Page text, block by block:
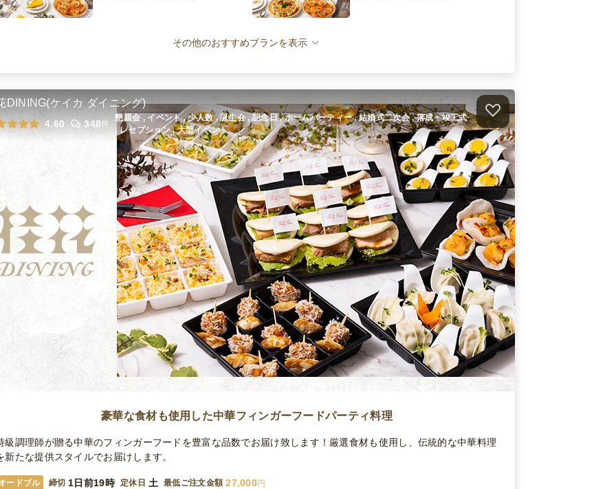
Roger’s フィンガー・エグゼクティ
ブプラン
オードブル
3,500円/人
Roger’s フィンガー・アニバーサリ
ープラン
オードブル
4,000円/人
全てのプランを見る（6件）
その他のおすすめプランを表示
DINING(ケイカ ダイニング)
4.60 348件
懇親会 , イベント , 少人数 , 誕生会 , 記念日 , ホームパーティー , 結婚式二次会 , 落成・竣工式
, レセプション , 大型イベント
豪華な食材も使用した中華フィンガーフードパーティ料理
級調理師が贈る中華のフィンガーフードを豊富な品数でお届け致します！厳選食材も使用し、伝統的な中華料理
新たな提供スタイルでお届けします。
ードブル 締切 1日前19時 定休日 土 最低ご注文金額 27,000円